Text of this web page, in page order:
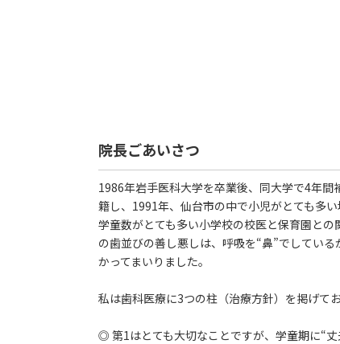
院長ごあいさつ
1986年岩手医科大学を卒業後、同大学で4年
籍し、1991年、仙台市の中で小児がとても多い
学童数がとても多い小学校の校医と保育園と
の歯並びの善し悪しは、呼吸を“鼻”でしてい
かってまいりました。
私は歯科医療に3つの柱（治療方針）を掲げてお
◎ 第1はとても大切なことですが、学童期に“丈